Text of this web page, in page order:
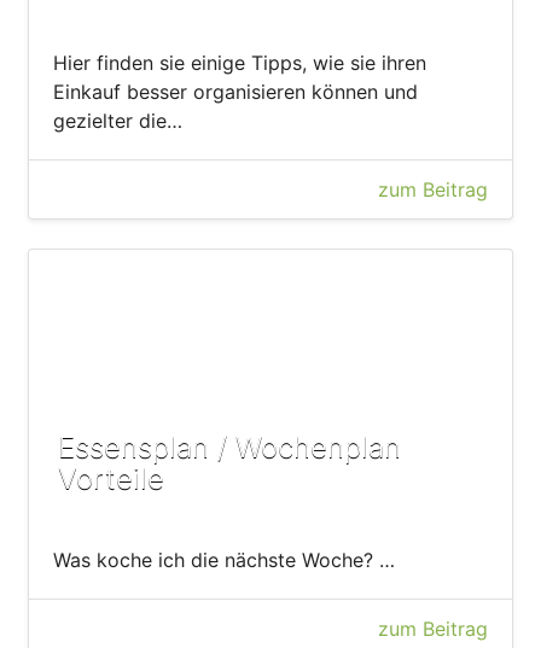
Hier finden sie einige Tipps, wie sie ihren
Einkauf besser organisieren können und
gezielter die…
zum Beitrag
Essensplan / Wochenplan
Vorteile
Was koche ich die nächste Woche? …
zum Beitrag